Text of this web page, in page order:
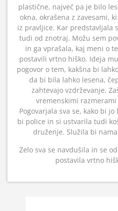
plastične, največ pa je bilo
okna, okrašena z zavesami,
iz pravljice. Kar predstavljala
tudi od znotraj. Možu sem
in ga vprašala, kaj meni o
postavili vrtno hiško. Ideja
pogovor o tem, kakšna bi
da bi bila lahko lesena,
zahtevajo vzdrževanje.
vremenskimi razmerami
Pogovarjala sva se, kako bi
bi police in si ustvarila tudi
druženje. Služila bi
Zelo sva se navdušila in se
postavila vrtno